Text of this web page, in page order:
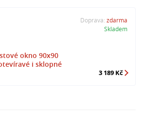
okno 90x90
i sklopné
Doprava: zdarma
Skladem
3 189 Kč